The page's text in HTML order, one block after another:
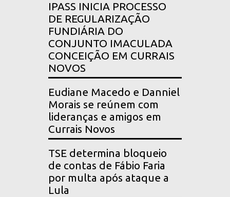
IPASS INICIA PROCESSO
DE REGULARIZAÇÃO
FUNDIÁRIA DO
CONJUNTO IMACULADA
CONCEIÇÃO EM CURRAIS
NOVOS
Eudiane Macedo e Danniel
Morais se reúnem com
lideranças e amigos em
Currais Novos
TSE determina bloqueio
de contas de Fábio Faria
por multa após ataque a
Lula